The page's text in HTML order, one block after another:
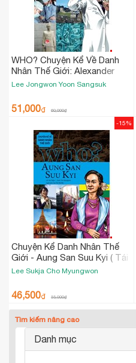
WHO? Chuyện Kể Về Danh
Nhân Thế Giới: Alexander
Fleming [Tái Bản 2023]
Lee JongwonYoon Sangsuk
51,000₫ 60,000₫
Chuyện Kể Danh Nhân Thế
Giới - Aung San Suu Kyi ( Tái
Bản 2019)
Lee Sukja Cho Myungwon
46,500₫ 55,000₫
-15%
Tìm kiếm nâng cao
Danh mục